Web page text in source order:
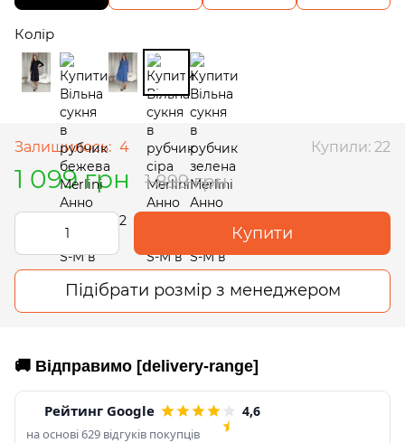
Колір
Залишилось: 4 Купили: 22
1 099 грн 1 899 грн
Купити
Підібрати розмір з менеджером
🚚 Відправимо [delivery-range]
Рейтинг Google 4,6
на основі 629 відгуків покупців